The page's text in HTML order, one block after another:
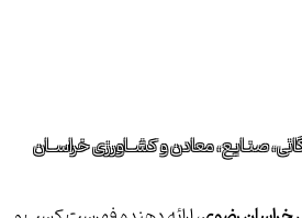
صنـایع، معادن و کشــاورزی خراســان